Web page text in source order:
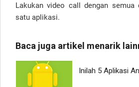
Lakukan video call dengan semua
satu aplikasi.